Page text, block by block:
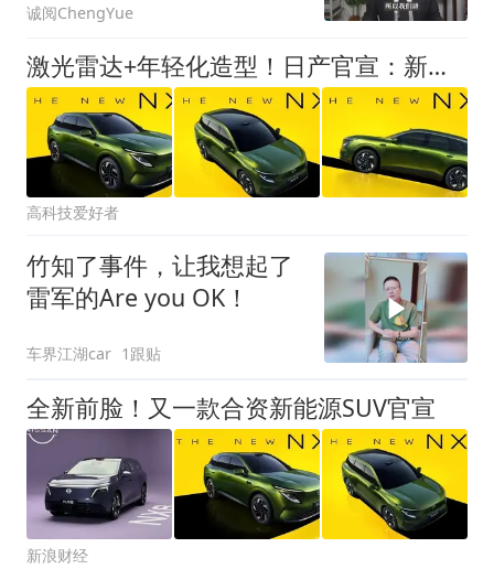
诚阅ChengYue
激光雷达+年轻化造型！日产官宣：新车正式亮相
高科技爱好者
竹知了事件，让我想起了
雷军的Are you OK！
车界江湖car 1跟贴
全新前脸！又一款合资新能源SUV官宣
新浪财经